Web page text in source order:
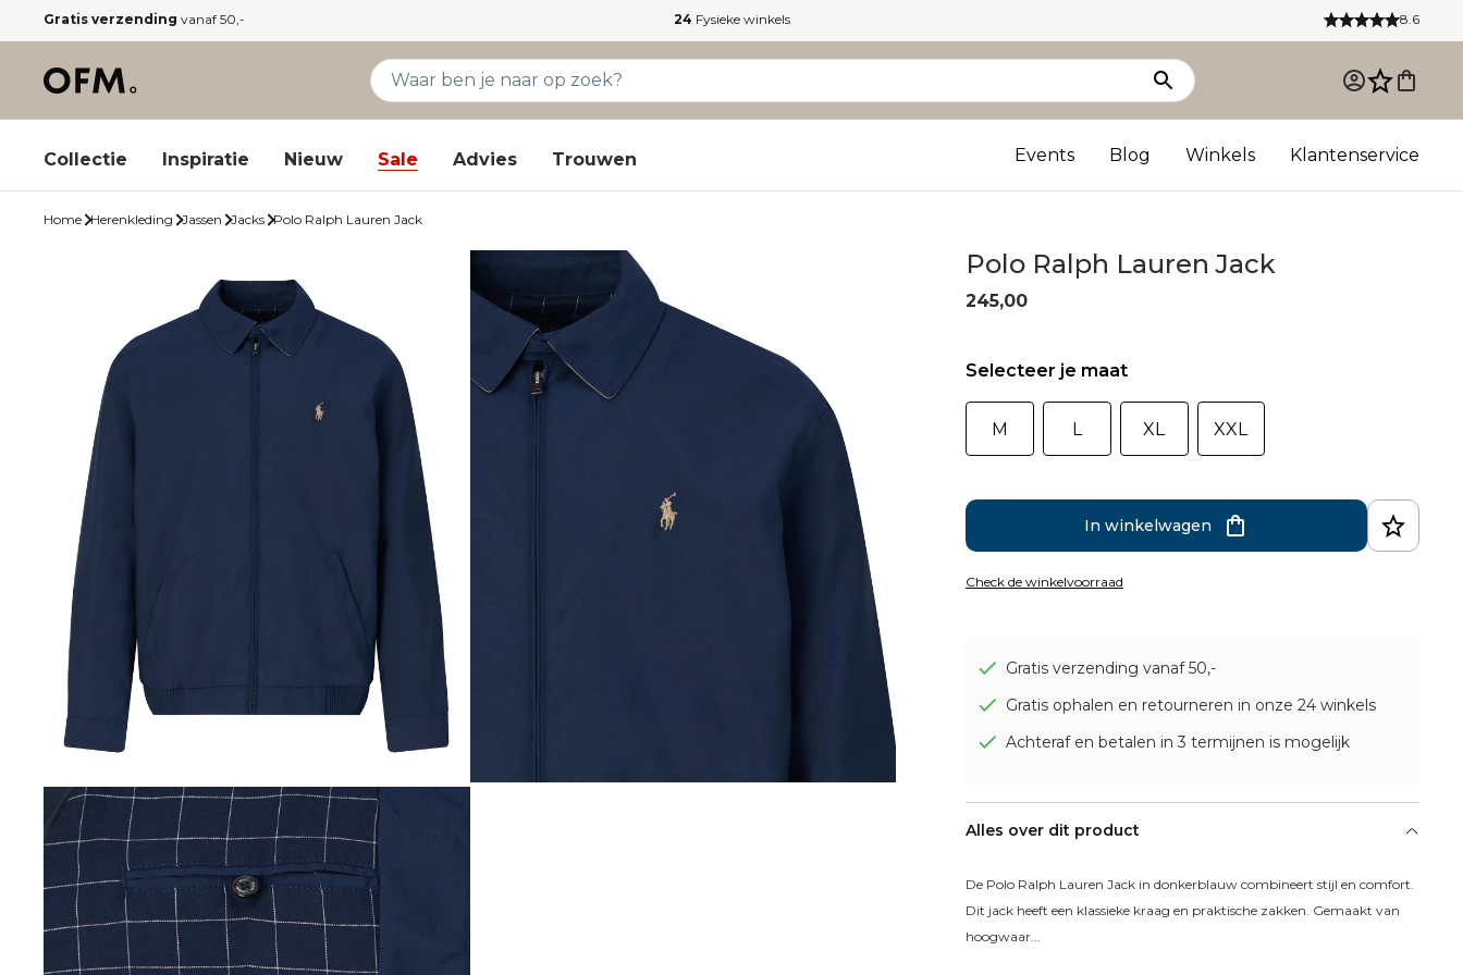
Gratis verzending vanaf 50,- 24 Fysieke winkels 8.6
Collectie Inspiratie Nieuw Sale Advies Trouwen Events Blog Winkels Klantenservice
Home Herenkleding Jassen Jacks Polo Ralph Lauren Jack
Polo Ralph Lauren Jack
245,00
Selecteer je maat
M L XL XXL
In winkelwagen
Check de winkelvoorraad
Gratis verzending vanaf 50,-
Gratis ophalen en retourneren in onze 24 winkels
Achteraf en betalen in 3 termijnen is mogelijk
Alles over dit product
De Polo Ralph Lauren Jack in donkerblauw combineert stijl en comfort.
Dit jack heeft een klassieke kraag en praktische zakken. Gemaakt van
hoogwaar...